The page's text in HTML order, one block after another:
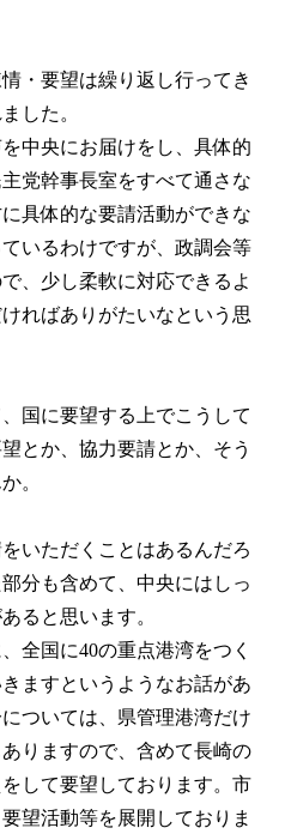
・要望は繰り返し行ってき
した。
中央にお届けをし、具体的
党幹事長室をすべて通さな
具体的な要請活動ができな
いるわけですが、政調会等
、少し柔軟に対応できるよ
ればありがたいなという思
国に要望する上でこうして
とか、協力要請とか、そう
。
いただくことはあるんだろ
分も含めて、中央にはしっ
ると思います。
全国に40の重点港湾をつく
ますというようなお話があ
ついては、県管理港湾だけ
りますので、含めて長崎の
して要望しております。市
望活動等を展開しておりま